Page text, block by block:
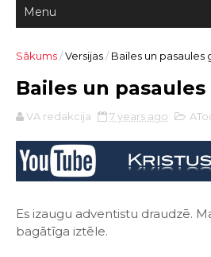
Sākums/Versijas/ Bailes un pasaules
Bailes un pasaules
VA redakcija 7 years ago
Es izaugu adventistu draudzē.
bagātīga iztēle.